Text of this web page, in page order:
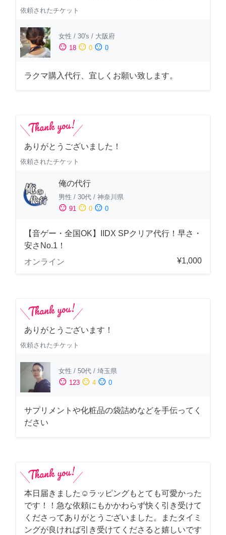
依頼されたチケット
女性 / 30's / 大阪府
sentiment_satisfied 18 sentiment_neutral 0 sentiment_dissatisfied 0
ラクマ購入代行、宜しくお願い致します。
ありがとうございました！
依頼されたチケット
俺の代行
男性 / 30代 / 神奈川県
sentiment_satisfied 91 sentiment_neutral 0 sentiment_dissatisfied 0
【音ゲー・全国OK】IIDX SPクリア代行！早さ・
安さNo.1！
オンライン
¥1,000
ありがとうございます！
依頼されたチケット
女性 / 50代 / 埼玉県
sentiment_satisfied 123 sentiment_neutral 4 sentiment_dissatisfied 0
サプリメントや化粧品の袋詰めなどを手伝ってく
ださい
本日届きました☺️ラッピングもとても可愛かった
です！！急な依頼にもかかわらず快く引き受けて
くださってありがとうございました。またタイミ
ングが良ければ引き受けてくださると嬉しいです